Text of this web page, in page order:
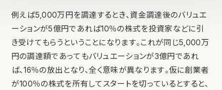
例えば5,000万円を調達するとき、資金調達後のバリュエ
ーションが5億円であれば10％の株式を投資家などに引
き受けてもらうということになります。これが同じ5,000万
円の調達額であってもバリュエーションが3億円であれ
ば、16％の放出となり、全く意味が異なります。仮に創業者
が100％の株式を所有してスタートを切っているとすると、